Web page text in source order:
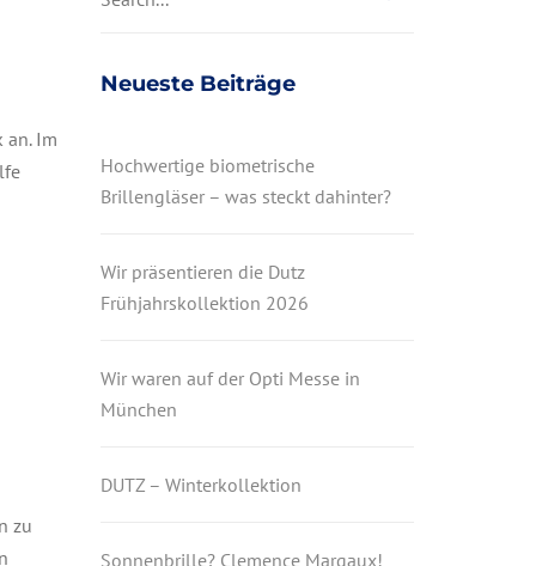
an. Im
zu
Neueste Beiträge
Hochwertige biometrische
Brillengläser – was steckt dahinter?
Wir präsentieren die Dutz
Frühjahrskollektion 2026
Wir waren auf der Opti Messe in
München
DUTZ – Winterkollektion
Sonnenbrille? Clemence Margaux!